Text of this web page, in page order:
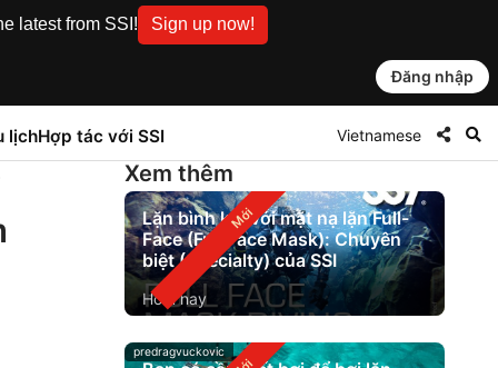
latest from SSI! Sign up now!
Đăng nhập
lịchHợp tác với SSI Vietnamese
Xem thêm
Lặn bình khí với mặt nạ lặn Full-
Face (Full Face Mask): Chuyên
biệt (Specialty) của SSI
Hôm nay
predragvuckovic